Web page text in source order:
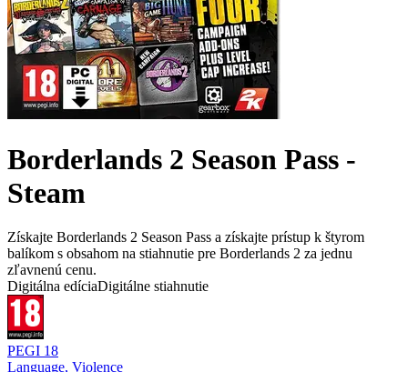
Borderlands 2 Season Pass -
Steam
Získajte Borderlands 2 Season Pass a získajte prístup k štyrom
balíkom s obsahom na stiahnutie pre Borderlands 2 za jednu
zľavnenú cenu.
Digitálna edíciaDigitálne stiahnutie
PEGI 18
Language, Violence